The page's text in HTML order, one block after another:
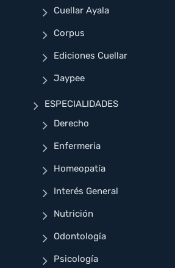
Cuellar Ayala
Corpus
Ediciones Cuellar
Jaypee
ESPECIALIDADES
Derecho
Enfermeria
Homeopatía
Interés General
Nutrición
Odontología
Psicología